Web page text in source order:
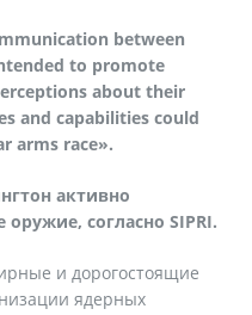
between
to promote
about their
and capabilities could
arms race».
активно
согласно SIPRI.
и дорогостоящие
ядерных